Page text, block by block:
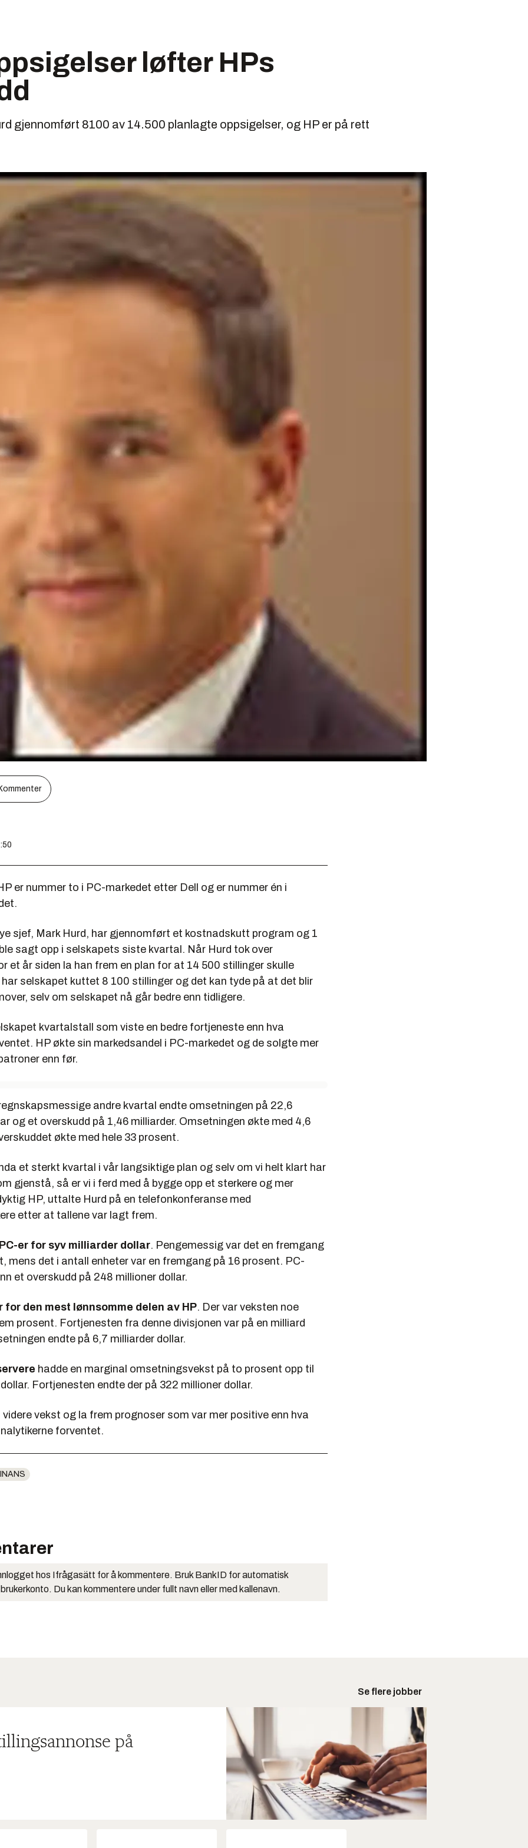
løfter HPs
gjennomført 8100 av 14.500 planlagte oppsigelser, og HP er på rett
er nummer to i PC-markedet etter Dell og er nummer én i
sjef, Mark Hurd, har gjennomført et kostnadskutt program og 1
sagt opp i selskapets siste kvartal. Når Hurd tok over
et år siden la han frem en plan for at 14 500 stillinger skulle
selskapet kuttet 8 100 stillinger og det kan tyde på at det blir
selv om selskapet nå går bedre enn tidligere.
kvartalstall som viste en bedre fortjeneste enn hva
HP økte sin markedsandel i PC-markedet og de solgte mer
enn før.
andre kvartal endte omsetningen på 22,6
og et overskudd på 1,46 milliarder. Omsetningen økte med 4,6
økte med hele 33 prosent.
et sterkt kvartal i vår langsiktige plan og selv om vi helt klart har
gjenstå, så er vi i ferd med å bygge opp et sterkere og mer
HP, uttalte Hurd på en telefonkonferanse med
etter at tallene var lagt frem.
er for syv milliarder dollar. Pengemessig var det en fremgang
mens det i antall enheter var en fremgang på 16 prosent. PC-
et overskudd på 248 millioner dollar.
for den mest lønnsomme delen av HP. Der var veksten noe
prosent. Fortjenesten fra denne divisjonen var på en milliard
endte på 6,7 milliarder dollar.
hadde en marginal omsetningsvekst på to prosent opp til
Fortjenesten endte der på 322 millioner dollar.
videre vekst og la frem prognoser som var mer positive enn hva
forventet.
hos Ifrågasätt for å kommentere. Bruk BankID for automatisk
Du kan kommentere under fullt navn eller med kallenavn.
Se flere jobber
på